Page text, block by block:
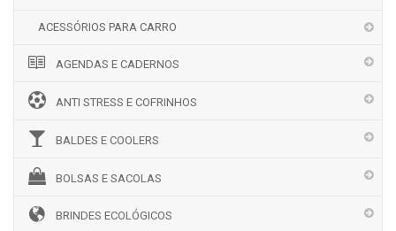
ACESSÓRIOS PARA CARRO
AGENDAS E CADERNOS
ANTI STRESS E COFRINHOS
BALDES E COOLERS
BOLSAS E SACOLAS
BRINDES ECOLÓGICOS